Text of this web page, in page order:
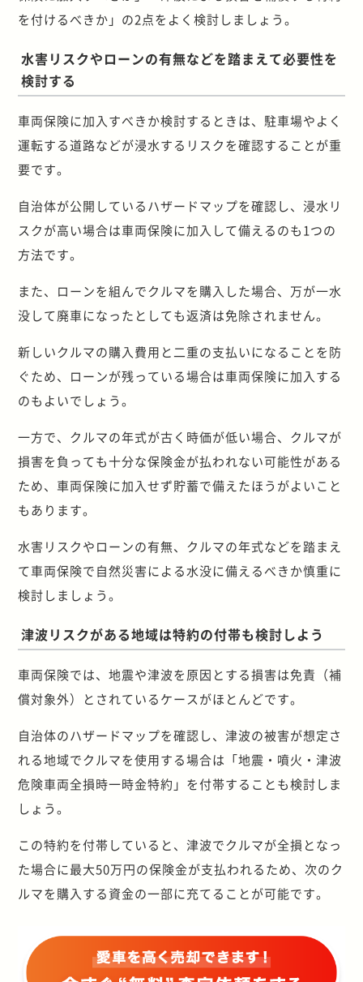
を付けるべきか」の2点をよく検討しましょう。
水害リスクやローンの有無などを踏まえて必要性を
検討する
車両保険に加入すべきか検討するときは、駐車場やよく
運転する道路などが浸水するリスクを確認することが重
要です。
自治体が公開しているハザードマップを確認し、浸水リ
スクが高い場合は車両保険に加入して備えるのも1つの
方法です。
また、ローンを組んでクルマを購入した場合、万が一水
没して廃車になったとしても返済は免除されません。
新しいクルマの購入費用と二重の支払いになることを防
ぐため、ローンが残っている場合は車両保険に加入する
のもよいでしょう。
一方で、クルマの年式が古く時価が低い場合、クルマが
損害を負っても十分な保険金が払われない可能性がある
ため、車両保険に加入せず貯蓄で備えたほうがよいこと
もあります。
水害リスクやローンの有無、クルマの年式などを踏まえ
て車両保険で自然災害による水没に備えるべきか慎重に
検討しましょう。
津波リスクがある地域は特約の付帯も検討しよう
車両保険では、地震や津波を原因とする損害は免責（補
償対象外）とされているケースがほとんどです。
自治体のハザードマップを確認し、津波の被害が想定さ
れる地域でクルマを使用する場合は「地震・噴火・津波
危険車両全損時一時金特約」を付帯することも検討しま
しょう。
この特約を付帯していると、津波でクルマが全損となっ
た場合に最大50万円の保険金が支払われるため、次のク
ルマを購入する資金の一部に充てることが可能です。